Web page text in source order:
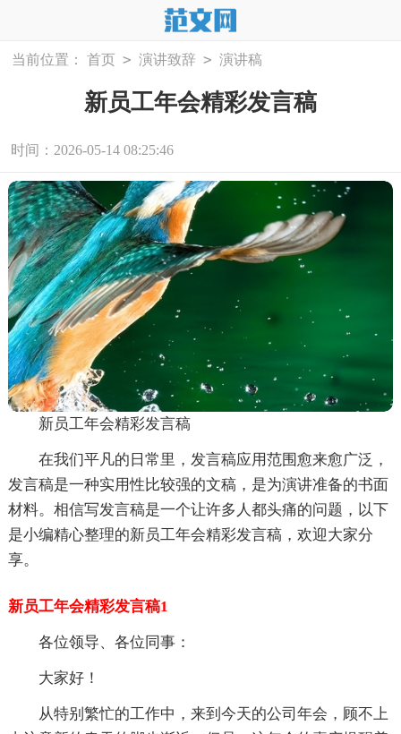
当前位置： 首页 > 演讲致辞 > 演讲稿
新员工年会精彩发言稿
时间：2026-05-14 08:25:46
新员工年会精彩发言稿
在我们平凡的日常里，发言稿应用范围愈来愈广泛，
发言稿是一种实用性比较强的文稿，是为演讲准备的书面
材料。相信写发言稿是一个让许多人都头痛的问题，以下
是小编精心整理的新员工年会精彩发言稿，欢迎大家分
享。
新员工年会精彩发言稿1
各位领导、各位同事：
大家好！
从特别繁忙的工作中，来到今天的公司年会，顾不上